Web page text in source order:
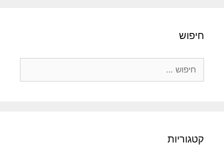
חיפוש
קטגוריות